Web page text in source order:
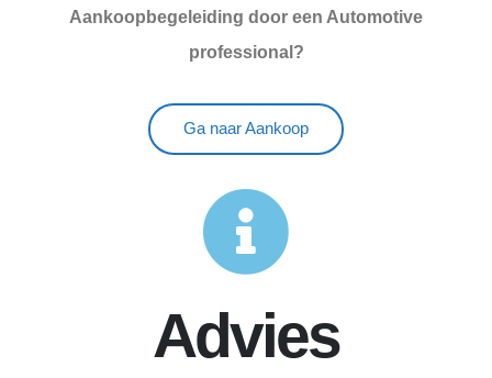
Aankoopbegeleiding door een Automotive
professional?
Ga naar Aankoop
Advies